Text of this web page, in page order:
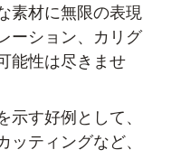
素材に無限の表現
ーション、カリグ
能性は尽きませ
す好例として、
ティングなど、